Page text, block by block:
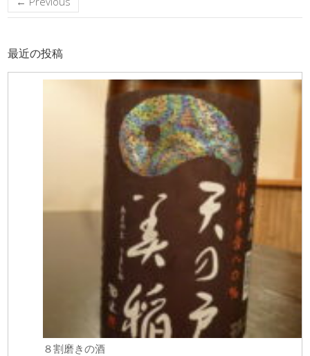
最近の投稿
８割磨きの酒